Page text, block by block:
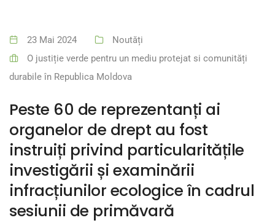
23 Mai 2024
Noutăți
O justiție verde pentru un mediu protejat si comunități
durabile în Republica Moldova
Peste 60 de reprezentanți ai
organelor de drept au fost
instruiți privind particularitățile
investigării și examinării
infracțiunilor ecologice în cadrul
sesiunii de primăvară